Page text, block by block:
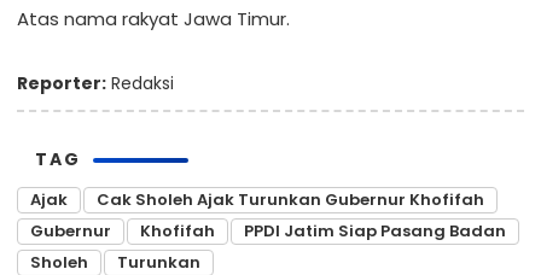
Atas nama rakyat Jawa Timur.
Reporter: Redaksi
TAG
Ajak
Cak Sholeh Ajak Turunkan Gubernur Khofifah
Gubernur
Khofifah
PPDI Jatim Siap Pasang Badan
Sholeh
Turunkan